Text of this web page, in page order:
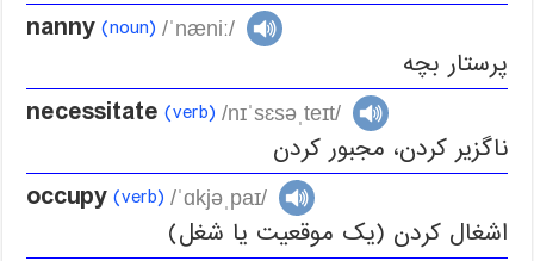
nanny (noun) /ˈnæniː/
پرستار بچه
necessitate (verb) /nɪˈsɛsəˌteɪt/
ناگزیر کردن، مجبور کردن
occupy (verb) /ˈɑkjəˌpaɪ/
اشغال کردن (یک موقعیت یا شغل)